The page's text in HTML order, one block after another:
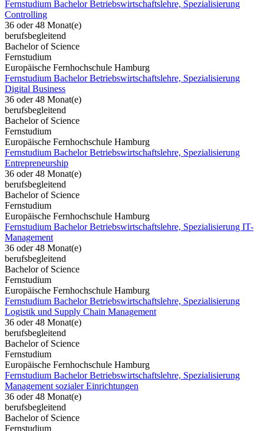
Fernstudium Bachelor Betriebswirtschaftslehre, Spezialisierung
Controlling
36 oder 48 Monat(e)
berufsbegleitend
Bachelor of Science
Fernstudium
Europäische Fernhochschule Hamburg
Fernstudium Bachelor Betriebswirtschaftslehre, Spezialisierung
Digital Business
36 oder 48 Monat(e)
berufsbegleitend
Bachelor of Science
Fernstudium
Europäische Fernhochschule Hamburg
Fernstudium Bachelor Betriebswirtschaftslehre, Spezialisierung
Entrepreneurship
36 oder 48 Monat(e)
berufsbegleitend
Bachelor of Science
Fernstudium
Europäische Fernhochschule Hamburg
Fernstudium Bachelor Betriebswirtschaftslehre, Spezialisierung IT-
Management
36 oder 48 Monat(e)
berufsbegleitend
Bachelor of Science
Fernstudium
Europäische Fernhochschule Hamburg
Fernstudium Bachelor Betriebswirtschaftslehre, Spezialisierung
Logistik und Supply Chain Management
36 oder 48 Monat(e)
berufsbegleitend
Bachelor of Science
Fernstudium
Europäische Fernhochschule Hamburg
Fernstudium Bachelor Betriebswirtschaftslehre, Spezialisierung
Management sozialer Einrichtungen
36 oder 48 Monat(e)
berufsbegleitend
Bachelor of Science
Fernstudium